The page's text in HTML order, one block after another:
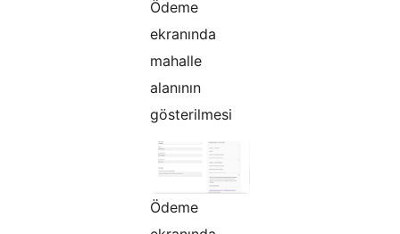
Ödeme
ekranında
mahalle
alanının
gösterilmesi
Ödeme